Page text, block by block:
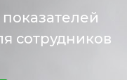
сотрудников